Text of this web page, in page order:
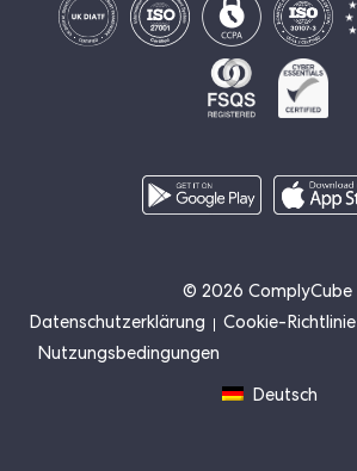
© 2026 ComplyCube
Datenschutzerklärung
Cookie-Richtlinie
Nutzungsbedingungen
Deutsch